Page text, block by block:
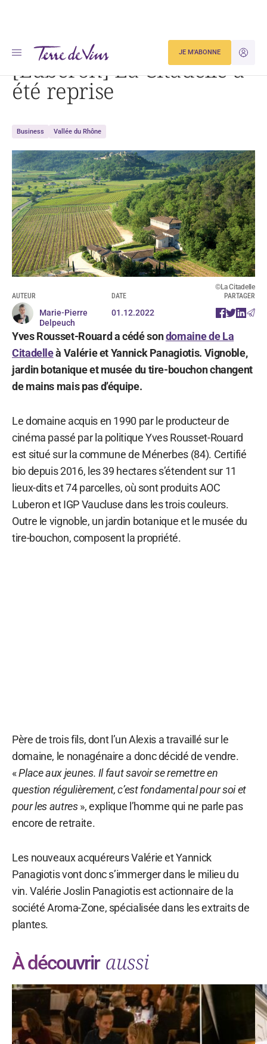
JE
JE M'ABONNE
Accueil [Luberon] La Citadelle a été reprise
[Luberon] La Citadelle a
été reprise
Business Vallée du Rhône
©La Citadelle
AUTEUR
Marie-Pierre
Delpeuch
DATE
01.12.2022
PARTAGER
Yves Rousset-Rouard a cédé sondomaine de La
Citadelleà Valérie et Yannick Panagiotis. Vignoble,
jardin botanique et musée du tire-bouchon changent
de mains mais pas d’équipe.
Le domaine acquis en 1990 par le producteur de
cinéma passé par la politique Yves Rousset-Rouard
est situé sur la commune de Ménerbes (84). Certifié
bio depuis 2016, les 39 hectares s’étendent sur 11
lieux-dits et 74 parcelles, où sont produits AOC
Luberon et IGP Vaucluse dans les trois couleurs.
Outre le vignoble, un jardin botanique et le musée du
tire-bouchon, composent la propriété.
Père de trois fils, dont l’un Alexis a travaillé sur le
domaine, le nonagénaire a donc décidé de vendre.
«Place aux jeunes. Il faut savoir se remettre en
question régulièrement, c’est fondamental pour soi et
pour les autres», explique l’homme qui ne parle pas
encore de retraite.
Les nouveaux acquéreurs Valérie et Yannick
Panagiotis vont donc s’immerger dans le milieu du
vin. Valérie Joslin Panagiotis est actionnaire de la
société Aroma-Zone, spécialisée dans les extraits de
plantes.
À découvrir aussi